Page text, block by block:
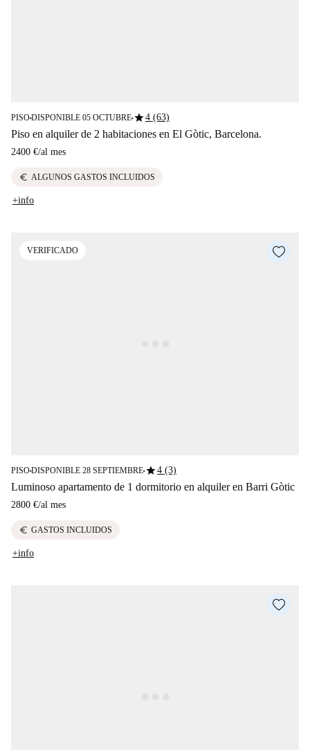
PISO■DISPONIBLE 05 OCTUBRE■star4 (63)
Piso en alquiler de 2 habitaciones en El Gòtic, Barcelona.
2400 €/al mes
euro ALGUNOS GASTOS INCLUIDOS
+info
VERIFICADO
PISO■DISPONIBLE 28 SEPTIEMBRE■star4 (3)
Luminoso apartamento de 1 dormitorio en alquiler en Barri Gòtic
2800 €/al mes
euro GASTOS INCLUIDOS
+info